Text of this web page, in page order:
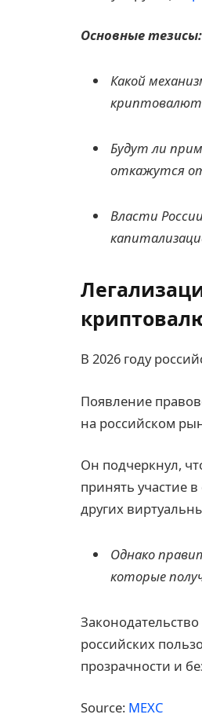
Основные тезисы:
Какой
Будут ли
откажутся
Власти
В 2026 году
Появление
на российском
Он подчеркнул,
принять участие
других
Однако
которые
российских
прозрачности и
Source: MEXC